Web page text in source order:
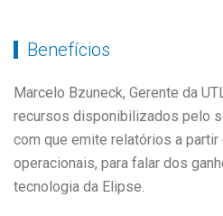
Benefícios
Marcelo Bzuneck, Gerente da
recursos disponibilizados pelo
com que emite relatórios a
operacionais, para falar dos
tecnologia da Elipse.